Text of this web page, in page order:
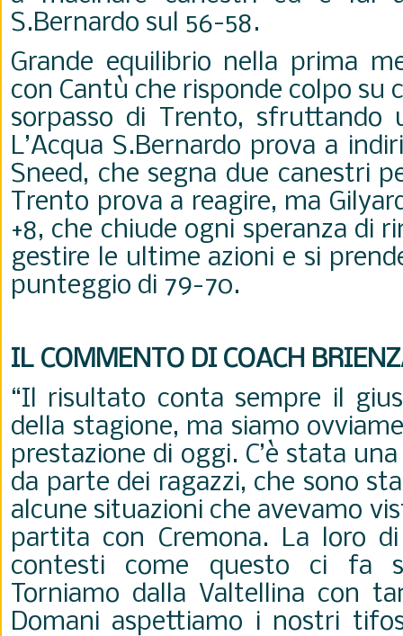
S.Bernardo sul 56-58.
Grande equilibrio nella prima
con Cantù che risponde colpo su
sorpasso di Trento, sfruttando
L’Acqua S.Bernardo prova a
Sneed, che segna due canestri
Trento prova a reagire, ma
+8, che chiude ogni speranza di
gestire le ultime azioni e si
punteggio di 79-70.
IL COMMENTO DI COACH
“Il risultato conta sempre il
della stagione, ma siamo
prestazione di oggi. C’è stata
da parte dei ragazzi, che sono
alcune situazioni che avevamo
partita con Cremona. La loro
contesti come questo ci fa
Torniamo dalla Valtellina con
Domani aspettiamo i nostri